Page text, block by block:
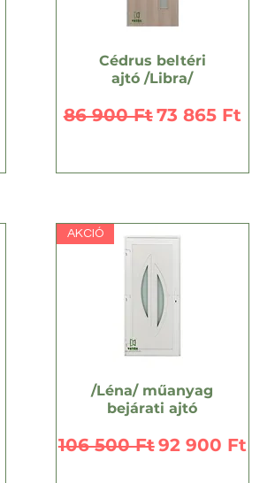
Cédrus beltéri
ajtó /Libra/
Szokásos ár
86 900 FtAkciós ár
73 865 Ft
AKCIÓ
/Léna/ műanyag
bejárati ajtó
Szokásos ár
106 500 FtAkciós ár
92 900 Ft